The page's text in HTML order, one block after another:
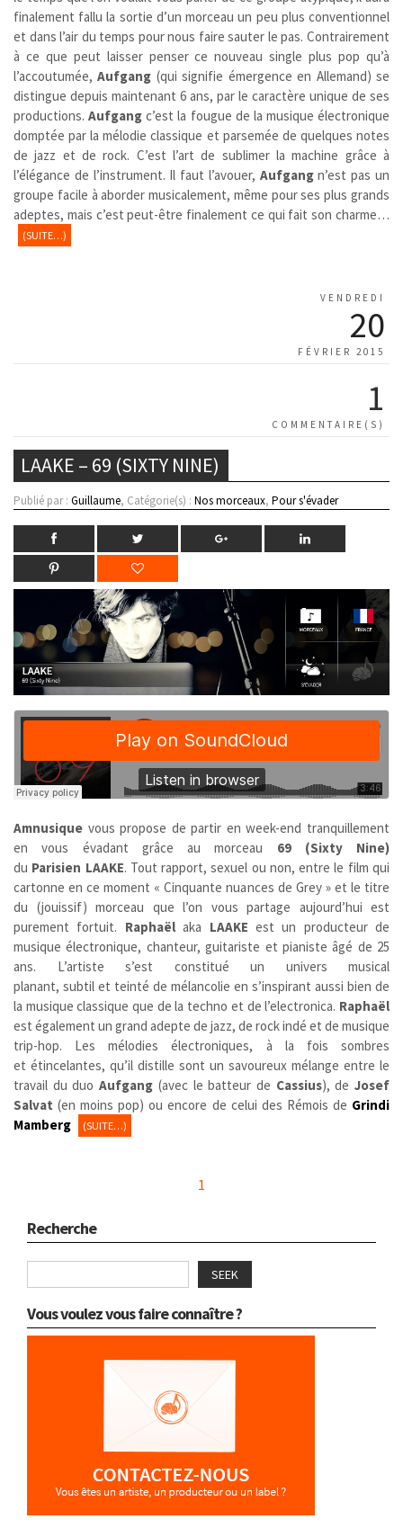
finalement fallu la sortie d’un morceau un peu plus conventionnel
et dans l’air du temps pour nous faire sauter le pas. Contrairement
à ce que peut laisser penser ce nouveau single plus pop qu’à
l’accoutumée,Aufgang (qui signifie émergence en Allemand) se
distingue depuis maintenant 6 ans, par le caractère unique de ses
productions.Aufgang c’est la fougue de la musique électronique
domptée par la mélodie classique et parsemée de quelques notes
de jazz et de rock. C’est l’art de sublimer la machine grâce à
l’élégance de l’instrument. Il faut l’avouer, Aufgangn’est pas un
groupe facile à aborder musicalement, même pour ses plus grands
adeptes, mais c’est peut-être finalement ce qui fait son charme…
(SUITE…)
VENDREDI
20
FÉVRIER 2015
1
COMMENTAIRE(S)
LAAKE – 69 (SIXTY NINE)
Publié par : Guillaume, Catégorie(s) : Nos morceaux, Pour s'évader
Amnusique vous propose de partir en week-end tranquillement
en vous évadant grâce au morceau 69 (Sixty Nine)
du Parisien LAAKE. Tout rapport, sexuel ou non, entre le film qui
cartonne en ce moment « Cinquante nuances de Grey » et le titre
du (jouissif) morceau que l’on vous partage aujourd’hui est
purement fortuit. Raphaëlaka LAAKE est un producteur de
musique électronique, chanteur, guitariste et pianiste âgé de 25
ans. L’artiste s’est constitué un univers musical
planant, subtil et teinté de mélancolie en s’inspirant aussi bien de
la musique classique que de la techno et de l’electronica. Raphaël
est également un grand adepte de jazz, de rock indé et de musique
trip-hop. Les mélodies électroniques, à la fois sombres
et étincelantes, qu’il distille sont un savoureux mélange entre le
travail du duoAufgang (avec le batteur de Cassius), deJosef
Salvat (en moins pop) ou encore de celui des Rémois de Grindi
Mamberg
(SUITE…)
1
Recherche
SEEK
Vous voulez vous faire connaître ?